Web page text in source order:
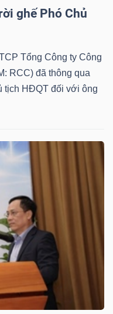
ghế Phó Chủ
Tổng Công ty Công
RCC) đã thông qua
tịch HĐQT đối với ông